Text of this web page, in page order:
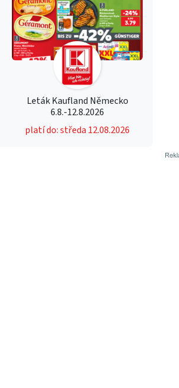
Leták Kaufland Německo
6.8.-12.8.2026
platí do: středa 12.08.2026